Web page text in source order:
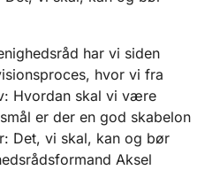
har vi siden
hvor vi fra
Hvordan skal vi være
er der en god skabelon
Det, vi skal, kan og bør
Aksel